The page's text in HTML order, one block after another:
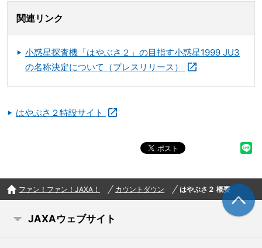
関連リンク
小惑星探査機「はやぶさ２」の目指す小惑星1999 JU3
の名称決定について（プレスリリース）
はやぶさ２特設サイト
ファン！ファン！JAXA！ カウントダウン はやぶさ２ 概要
JAXAウェブサイト